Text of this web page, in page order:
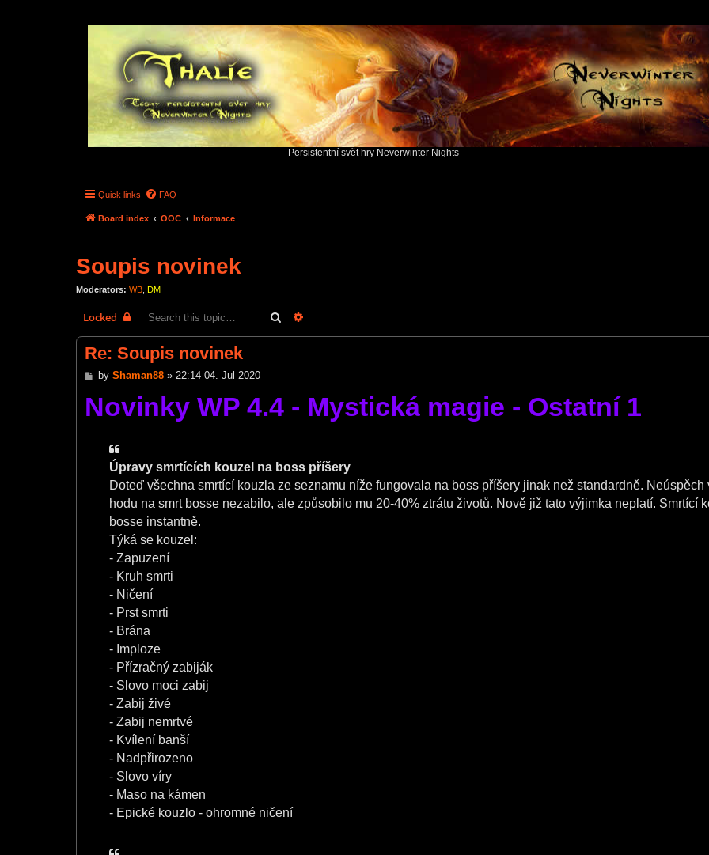
Persistentní svět hry Neverwinter Nights
Quick links FAQ
Board index OOC Informace
Soupis novinek
Moderators: WB DM
Locked Search
Re: Soupis novinek
P
s
t
by Shaman88» 22:14 04. Jul 2020
Novinky WP 4.4 - Mystická magie - Ostatní 1
Úpravy smrtících kouzel na boss příšery
Doteď všechna smrtící kouzla ze seznamu níže fungovala na boss příšery jinak než standardně. Neúspěch
hodu na smrt bosse nezabilo, ale způsobilo mu 20-40% ztrátu životů. Nově již tato výjimka neplatí. Smrtící
bosse instantně.
Týká se kouzel:
- Zapuzení
- Kruh smrti
- Ničení
- Prst smrti
- Brána
- Imploze
- Přízračný zabiják
- Slovo moci zabij
- Zabij živé
- Zabij nemrtvé
- Kvílení banší
- Nadpřirozeno
- Slovo víry
- Maso na kámen
- Epické kouzlo - ohromné ničení